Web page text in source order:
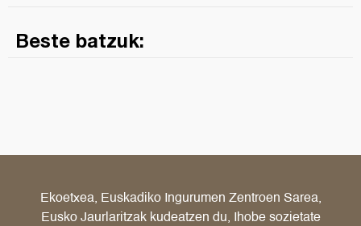
Beste batzuk:
Ekoetxea, Euskadiko Ingurumen Zentroen Sarea,
Eusko Jaurlaritzak kudeatzen du, Ihobe sozietate